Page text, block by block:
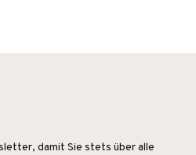
damit Sie stets über alle